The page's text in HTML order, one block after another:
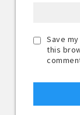
Save
this